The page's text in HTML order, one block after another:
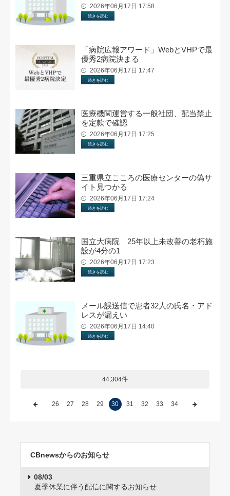
2026年06月17日 17:58
続きを読む
「病院広報アワード」WebとVHPで最
優秀2病院決まる
2026年06月17日 17:47
続きを読む
医療機関運営する一般社団、配当禁止
を定款で確認
2026年06月17日 17:25
続きを読む
三重県立こころの医療センターの偽サ
イト見つかる
2026年06月17日 17:24
続きを読む
国立大病院 25年以上未改善の老朽施
設が4分の1
2026年06月17日 17:23
続きを読む
メール誤送信で患者32人の氏名・アド
レスが漏えい
2026年06月17日 14:40
続きを読む
44,304件
26 27 28 29 30 31 32 33 34
CBnewsからのお知らせ
08/03
夏季休業に伴う配信に関するお知らせ